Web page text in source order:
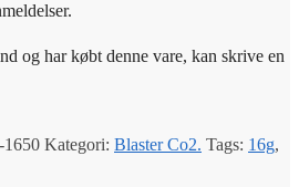
og har købt denne vare, kan skrive en
Kategori: Blaster Co2. Tags: 16g,